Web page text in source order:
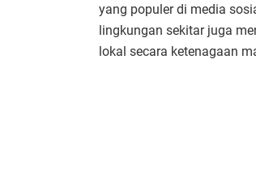
yang populer di media
lingkungan sekitar juga
lokal secara ketenagaan